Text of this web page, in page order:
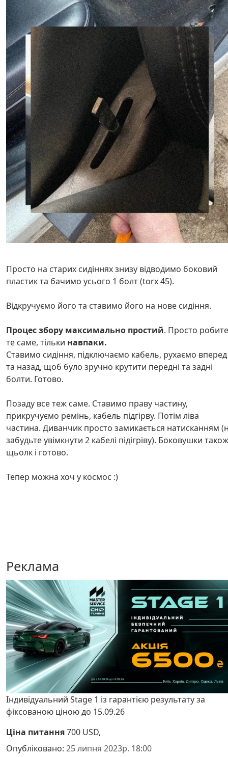
Просто на старих сидіннях знизу відводимо боковий
пластик та бачимо усього 1 болт (torx 45).
Відкручуємо його та ставимо його на нове сидіння.
Процес збору максимально простий. Просто робите
те саме, тільки навпаки.
Ставимо сидіння, підключаємо кабель, рухаємо вперед
та назад, щоб було зручно крутити передні та задні
болти. Готово.
Позаду все теж саме. Ставимо праву частину,
прикручуємо ремінь, кабель підгірву. Потім ліва
частина. Диванчик просто замикається натисканням
забудьте увімкнути 2 кабелі підігріву). Боковушки також
щьолк і готово.
Тепер можна хоч у космос :)
Реклама
Індивідуальний Stage 1 із гарантією результату за
фіксованою ціною до 15.09.26
Ціна питання700 USD,
Опубліковано: 25 липня 2023р. 18:00